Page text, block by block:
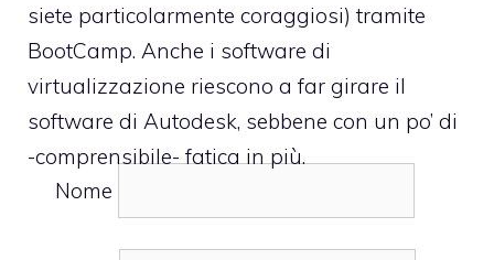
siete particolarmente coraggiosi) tramite
BootCamp. Anche i software di
virtualizzazione riescono a far girare il
software di Autodesk, sebbene con un po’ di
-comprensibile- fatica in più.
Nome